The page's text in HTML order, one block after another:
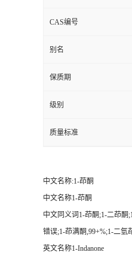
CAS编号
别名
保质期
级别
质量标准
中文名称:1-茚酮
中文名称1-茚酮
中文同义词1-茚酮;1-二茚酮
错误;1-茚满酮,99+%;1-二
英文名称1-Indanone